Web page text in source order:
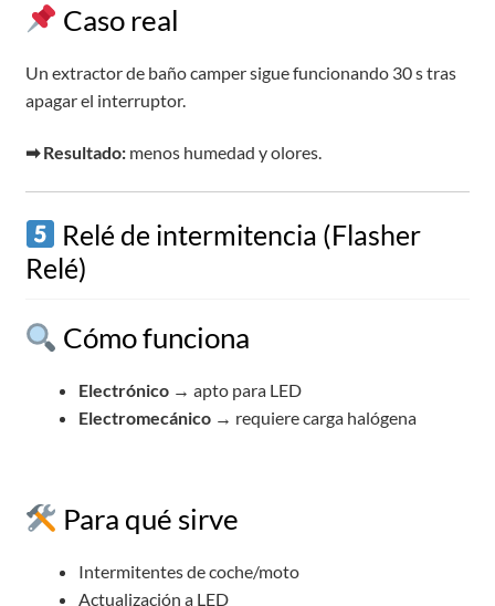
Caso real
Un extractor de baño camper sigue funcionando 30 s tras
apagar el interruptor.
➡ Resultado:menos humedad y olores.
Relé de intermitencia (Flasher
Relé)
Cómo funciona
Electrónico→ apto para LED
Electromecánico→ requiere carga halógena
Para qué sirve
Intermitentes de coche/moto
Actualización a LED